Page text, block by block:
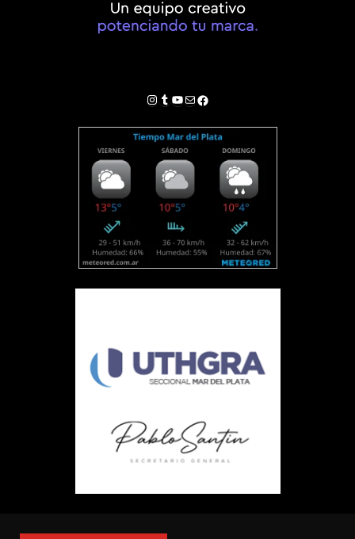
Instagram
Tumblr
YouTube
Correo electrónico
Facebook